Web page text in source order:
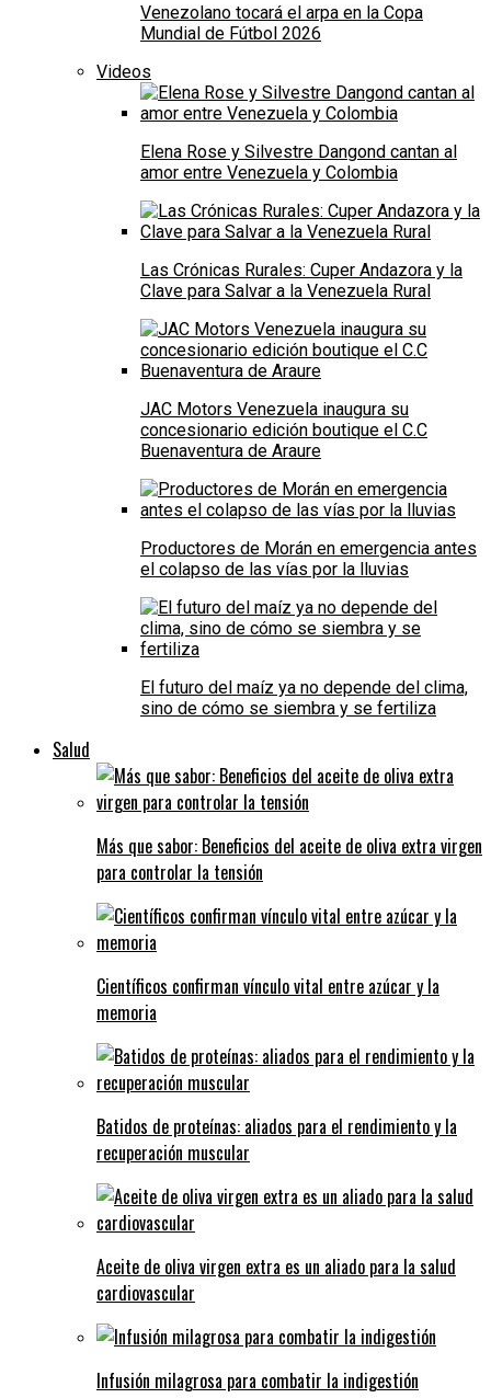
Venezolano tocará el arpa en la Copa
Mundial de Fútbol 2026
Videos
Elena Rose y Silvestre Dangond cantan al
amor entre Venezuela y Colombia
Las Crónicas Rurales: Cuper Andazora y la
Clave para Salvar a la Venezuela Rural
JAC Motors Venezuela inaugura su
concesionario edición boutique el C.C
Buenaventura de Araure
Productores de Morán en emergencia antes
el colapso de las vías por la lluvias
El futuro del maíz ya no depende del clima,
sino de cómo se siembra y se fertiliza
Salud
Más que sabor: Beneficios del aceite de oliva extra virgen
para controlar la tensión
Científicos confirman vínculo vital entre azúcar y la
memoria
Batidos de proteínas: aliados para el rendimiento y la
recuperación muscular
Aceite de oliva virgen extra es un aliado para la salud
cardiovascular
Infusión milagrosa para combatir la indigestión